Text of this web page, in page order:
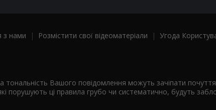
з нами | Розмістити свої відеоматеріали | Угода
Вашого повідомлення можуть зачіпати
порушують ці правила грубо чи систематично, будуть